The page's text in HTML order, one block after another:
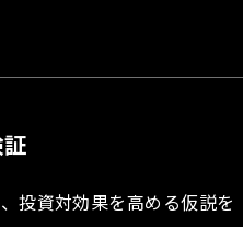
投資対効果を高める仮説を